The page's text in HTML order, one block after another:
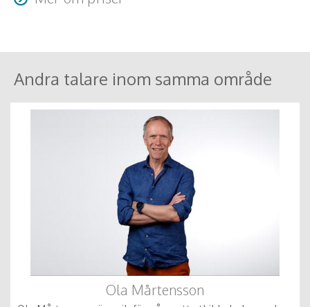
Andra talare inom samma område
Ola Mårtensson